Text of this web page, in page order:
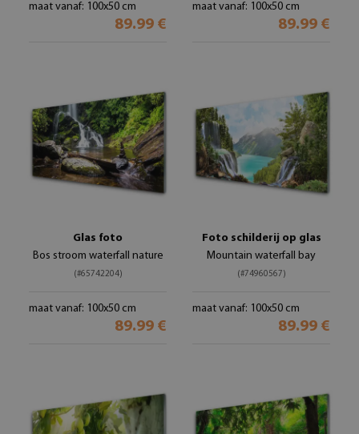
maat vanaf: 100x50 cm
89.99 €
maat vanaf: 100x50 cm
89.99 €
Glas foto
Bos stroom waterfall nature
(#65742204)
maat vanaf: 100x50 cm
89.99 €
Foto schilderij op glas
Mountain waterfall bay
(#74960567)
maat vanaf: 100x50 cm
89.99 €